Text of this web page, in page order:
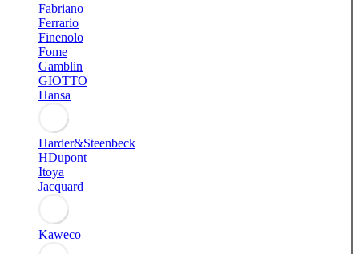
Fabriano
Ferrario
Finenolo
Fome
Gamblin
GIOTTO
Hansa
Harder&Steenbeck
HDupont
Itoya
Jacquard
Kaweco